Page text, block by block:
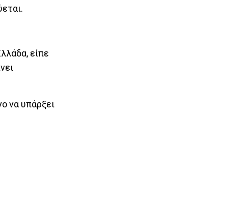
είπε
να υπάρξει